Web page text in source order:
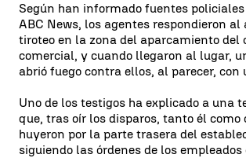
Según han informado fuentes
ABC News, los agentes respondieron al
tiroteo en la zona del aparcamiento del
comercial, y cuando llegaron al lugar,
abrió fuego contra ellos, al parecer, con
Uno de los testigos ha explicado a una
que, tras oír los disparos, tanto él como
huyeron por la parte trasera del
siguiendo las órdenes de los